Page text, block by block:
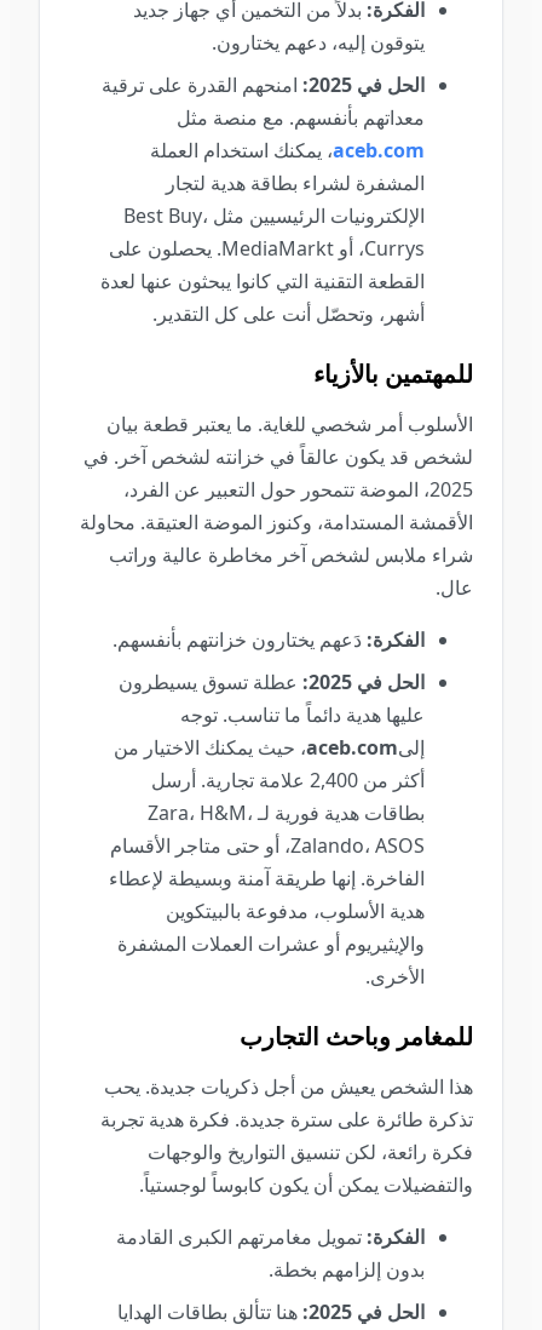
الفكرة:بدلاً من التخمين أي جهاز جديد
يتوقون إليه، دعهم يختارون.
الحل في 2025:
امنحهم القدرة على ترقية
معداتهم بأنفسهم. مع منصة مثل
aceb.com، يمكنك استخدام العملة
المشفرة لشراء بطاقة هدية لتجار
الإلكترونيات الرئيسيين مثل Best Buy،
Currys، أو MediaMarkt. يحصلون على
القطعة التقنية التي كانوا يبحثون عنها لعدة
أشهر، وتحصّل أنت على كل التقدير.
للمهتمين بالأزياء
الأسلوب أمر شخصي للغاية. ما يعتبر قطعة بيان
لشخص قد يكون عالقاً في خزانته لشخص آخر. في
2025، الموضة تتمحور حول التعبير عن الفرد،
الأقمشة المستدامة، وكنوز الموضة العتيقة. محاولة
شراء ملابس لشخص آخر مخاطرة عالية وراتب
عال.
الفكرة:دَعهم يختارون خزانتهم بأنفسهم.
الحل في 2025:
عطلة تسوق يسيطرون
عليها هدية دائماً ما تناسب. توجه
aceb.com، حيث يمكنك الاختيار من
أكثر من 2,400 علامة تجارية. أرسل
بطاقات هدية فورية لـ Zara، H&M،
Zalando، ASOS، أو حتى متاجر الأقسام
الفاخرة. إنها طريقة آمنة وبسيطة لإعطاء
هدية الأسلوب، مدفوعة بالبيتكوين
والإيثيريوم أو عشرات العملات المشفرة
الأخرى.
للمغامر وباحث التجارب
هذا الشخص يعيش من أجل ذكريات جديدة. يحب
تذكرة طائرة على سترة جديدة. فكرة هدية تجربة
فكرة رائعة، لكن تنسيق التواريخ والوجهات
والتفضيلات يمكن أن يكون كابوساً لوجستياً.
الفكرة:تمويل مغامرتهم الكبرى القادمة
بدون إلزامهم بخطة.
الحل في 2025:
هنا تتألق بطاقات الهدايا